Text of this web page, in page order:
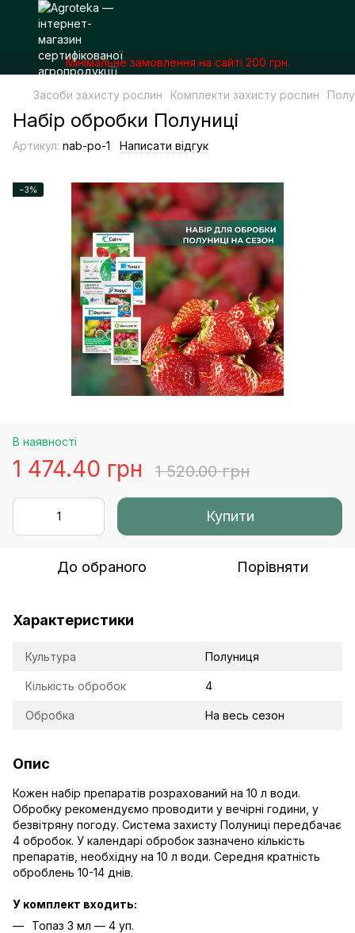
Мінімальне замовлення на сайті 200 грн.
Засоби захисту рослин Комплекти захисту рослин
Набір обробки Полуниці
Артикул: nab-po-1 Написати відгук
−3%
В наявності
1 474.40 грн 1 520.00 грн
Купити
До обраного Порівняти
Характеристики
Культура Полуниця
Кількість обробок 4
Обробка На весь сезон
Опис
Кожен набір препаратів розрахований на 10 л води.
Обробку рекомендуємо проводити у вечірні години, у
безвітряну погоду. Система захисту Полуниці передбачає
4 обробок. У календарі обробок зазначено кількість
препаратів, необхідну на 10 л води. Середня кратність
оброблень 10-14 днів.
У комплект входить:
Топаз 3 мл — 4 уп.